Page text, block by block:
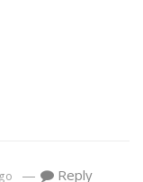
— Reply